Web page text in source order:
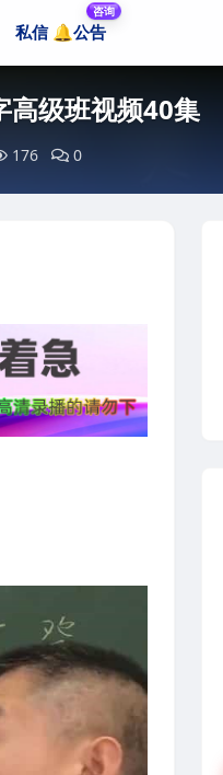
私信 🔔公告
咨询
高级班视频40集
176 0